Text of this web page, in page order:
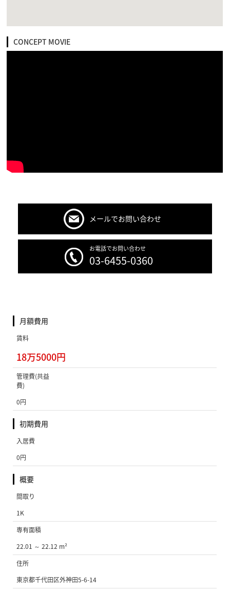
CONCEPT MOVIE
メールでお問い合わせ
お電話でお問い合わせ
03-6455-0360
月額費用
賃料
18万5000円
管理費(共益
費)
0円
初期費用
入居費
0円
概要
間取り
1K
専有面積
22.01 ～ 22.12 m²
住所
東京都千代田区外神田5-6-14